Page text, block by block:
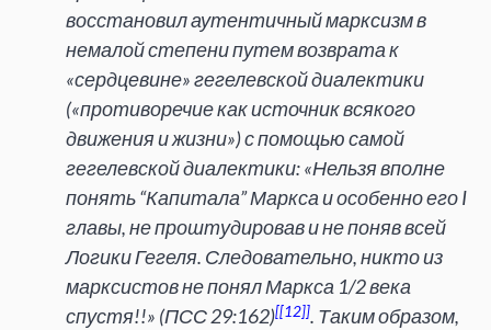
восстановил аутентичный марксизм в
немалой степени путем возврата к
«сердцевине» гегелевской диалектики
(«противоречие как источник всякого
движения и жизни») с помощью самой
гегелевской диалектики: «Нельзя вполне
понять “Капитала” Маркса и особенно его I
главы, не проштудировав и не поняв всей
Логики Гегеля. Следовательно, никто из
марксистов не понял Маркса 1/2 века
спустя!!» (ПСС 29:162) [12] . Таким образом,